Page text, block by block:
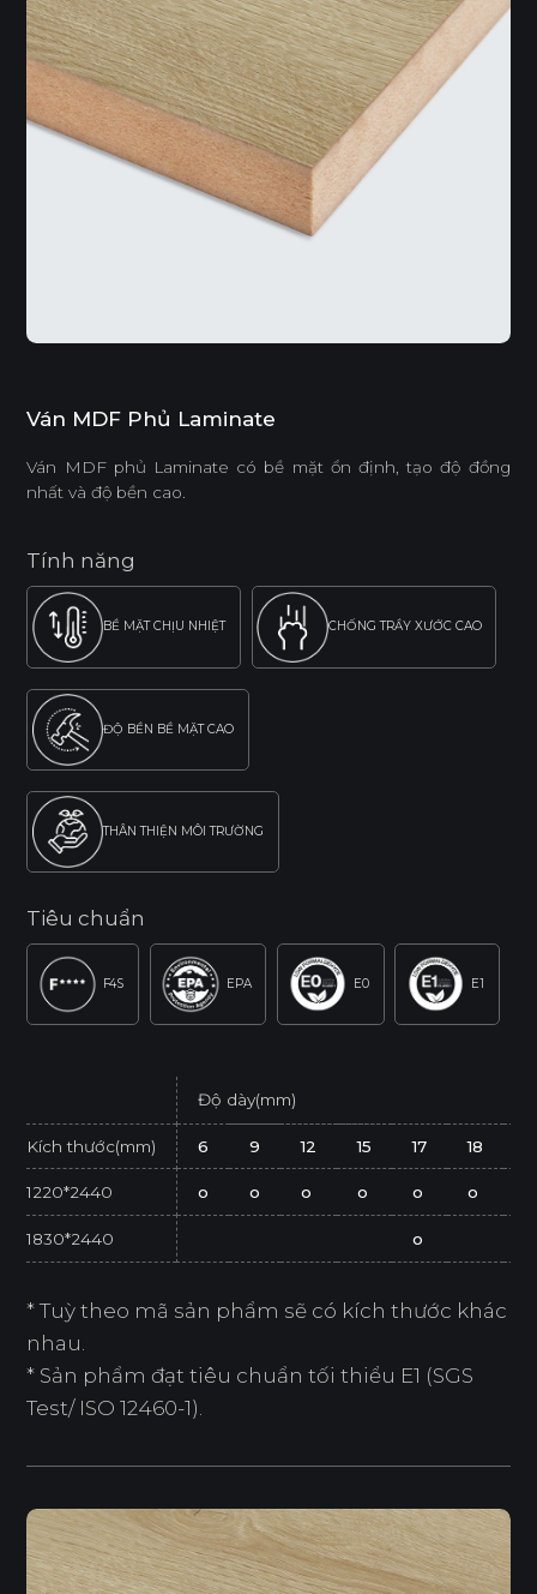
Ván MDF Phủ Laminate
Ván MDF phủ Laminate có bề mặt ổn định, tạo độ đồng
nhất và độ bền cao.
Tính năng
BỀ MẶT CHỊU NHIỆT CHỐNG TRẦY XƯỚC CAO
ĐỘ BỀN BỀ MẶT CAO
THÂN THIỆN MÔI TRƯỜNG
Tiêu chuẩn
F4S EPA E0 E1
Độ dày(mm)
Kích thước(mm) 6 9 12 15 17 18
1220*2440 o o o o o o
1830*2440 o
* Tuỳ theo mã sản phẩm sẽ có kích thước khác
nhau.
* Sản phẩm đạt tiêu chuẩn tối thiểu E1 (SGS
Test/ ISO 12460-1).